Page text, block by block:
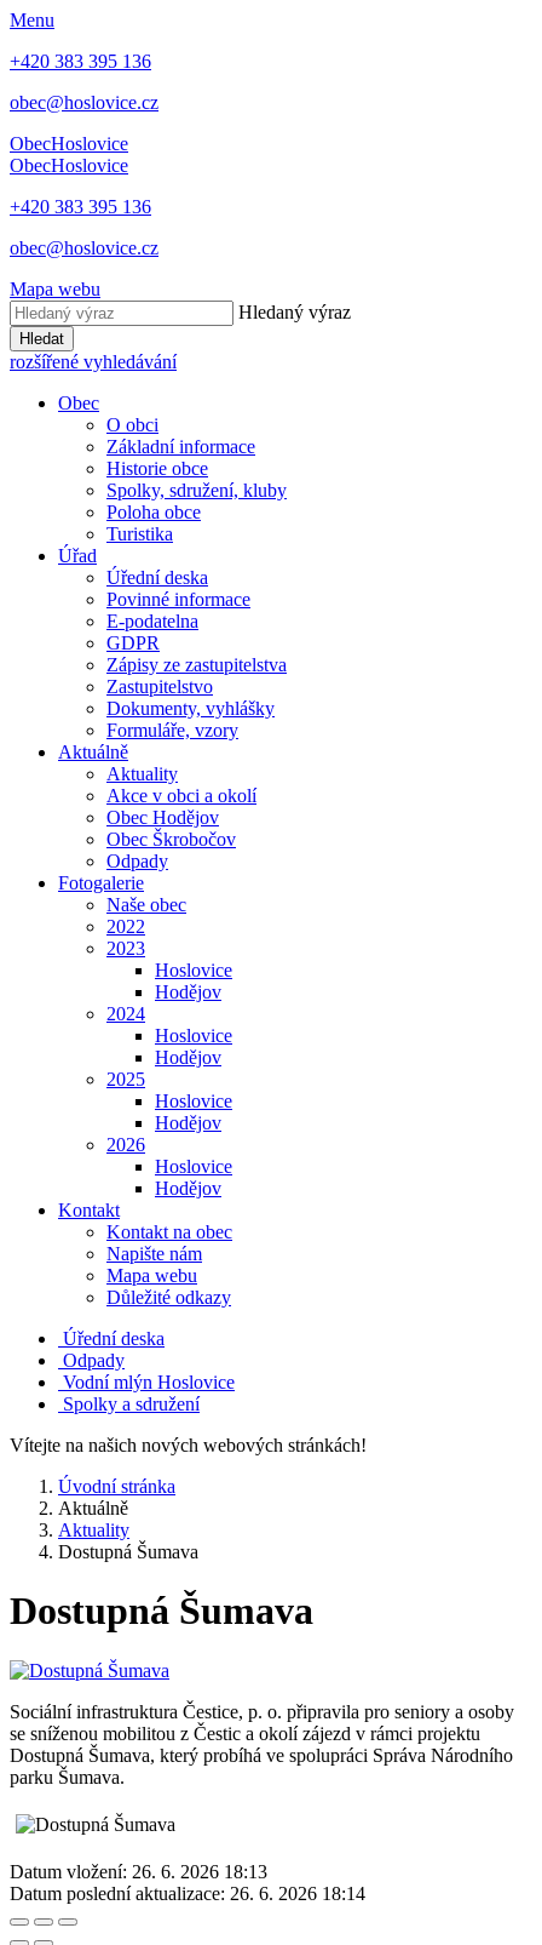
Menu
+420 383 395 136
obec@hoslovice.cz
ObecHoslovice
ObecHoslovice
+420 383 395 136
obec@hoslovice.cz
Mapa webu
Hledaný výraz
Hledat
rozšířené vyhledávání
Obec
O obci
Základní informace
Historie obce
Spolky, sdružení, kluby
Poloha obce
Turistika
Úřad
Úřední deska
Povinné informace
E-podatelna
GDPR
Zápisy ze zastupitelstva
Zastupitelstvo
Dokumenty, vyhlášky
Formuláře, vzory
Aktuálně
Aktuality
Akce v obci a okolí
Obec Hodějov
Obec Škrobočov
Odpady
Fotogalerie
Naše obec
2022
2023
Hoslovice
Hodějov
2024
Hoslovice
Hodějov
2025
Hoslovice
Hodějov
2026
Hoslovice
Hodějov
Kontakt
Kontakt na obec
Napište nám
Mapa webu
Důležité odkazy
Úřední deska
Odpady
Vodní mlýn Hoslovice
Spolky a sdružení
Vítejte na našich nových webových stránkách!
Úvodní stránka
Aktuálně
Aktuality
Dostupná Šumava
Dostupná Šumava
Sociální infrastruktura Čestice, p. o. připravila pro seniory a osoby
se sníženou mobilitou z Čestic a okolí zájezd v rámci projektu
Dostupná Šumava, který probíhá ve spolupráci Správa Národního
parku Šumava.
Datum vložení: 26. 6. 2026 18:13
Datum poslední aktualizace: 26. 6. 2026 18:14